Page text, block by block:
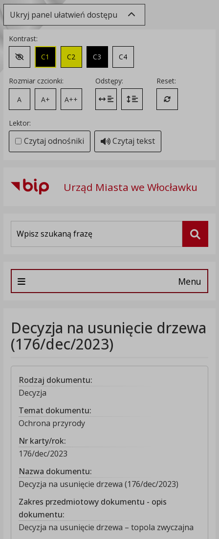
Ukryj panel ułatwień dostępu
Kontrast:
Zmień kontrast na domyślny
C1 C2 C3 C4
Rozmiar czcionki:
A
A+ A++
Odstępy:
Zmień odstęp między literami
Zmień interlinię i margines
Reset:
Przywróć
Lektor:
Czytaj odnośniki Czytaj tekst
Urząd Miasta we Włocławku
Menu
Decyzja na usunięcie drzewa
(176/dec/2023)
Rodzaj dokumentu:
Decyzja
Temat dokumentu:
Ochrona przyrody
Nr karty/rok:
176/dec/2023
Nazwa dokumentu:
Decyzja na usunięcie drzewa (176/dec/2023)
Zakres przedmiotowy dokumentu - opis
dokumentu:
Decyzja na usunięcie drzewa – topola zwyczajna